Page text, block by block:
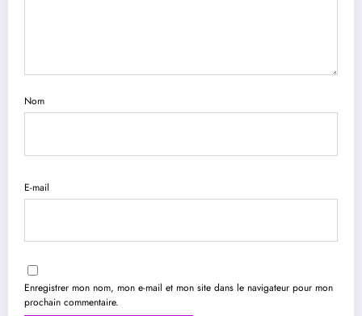
Nom
E-mail
Enregistrer mon nom, mon e-mail et mon site dans le navigateur pour mon
prochain commentaire.